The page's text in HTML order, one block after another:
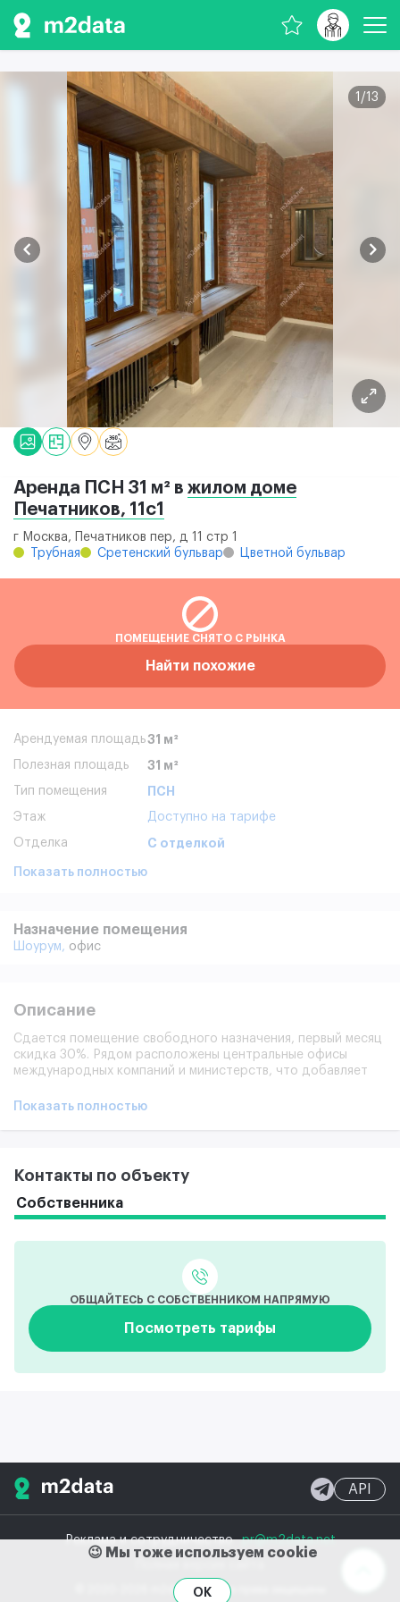
1 /13
Аренда ПСН 31 м² в жилом доме
Печатников, 11с1
г Москва, Печатников пер, д 11 стр 1
Трубная
Сретенский бульвар Цветной бульвар
ПОМЕЩЕНИЕ СНЯТО С РЫНКА
Найти похожие
Арендуемая площадь31 м²
Полезная площадь 31 м²
Тип помещения ПСН
Этаж Доступно на тарифе
Отделка С отделкой
Показать полностью
Назначение помещения
Шоурум, офис
Описание
Сдается помещение свободного назначения, первый месяц
скидка 30%. Рядом расположены центральные офисы
международных компаний и министерств, что добавляет
индивидуально. Высота потолка 2,9 м. 2 БЕСПЛАТНЫХ
Показать полностью
Контакты по объекту
Собственника
ОБЩАЙТЕСЬ С СОБСТВЕННИКОМ НАПРЯМУЮ
Посмотреть тарифы
Реклама и сотрудничествоpr@m2data.net
API
© 2020-2026 m2data, Inc. Все права защищены
😉 Мы тоже используем cookie
OK